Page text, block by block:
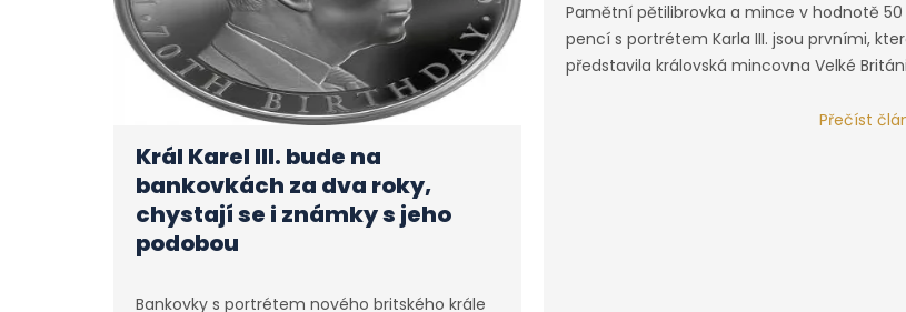
Král Karel III. bude na
bankovkách za dva roky,
chystají se i známky s jeho
podobou
Bankovky s portrétem nového britského krále
Pamětní pětilibrovka a mince v hodnotě 50
pencí s portrétem Karla III. jsou prvními,
představila královská mincovna Velké
Přečíst